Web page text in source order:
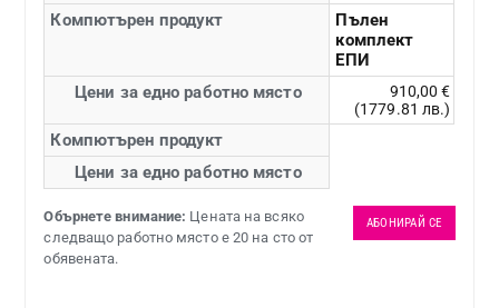
Компютърен продукт
Пълен
комплект
ЕПИ
Цени за едно работно място
910,00 €
(1779.81 лв.)
Компютърен продукт
Цени за едно работно място
Обърнете внимание: Цената на всяко
следващо работно място е 20 на сто от
обявената.
АБОНИРАЙ СЕ